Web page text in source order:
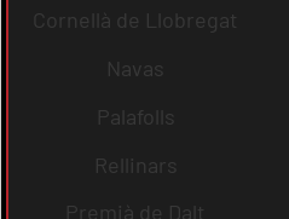
Cornellà de Llobregat
Navas
Palafolls
Rellinars
Premià de Dalt